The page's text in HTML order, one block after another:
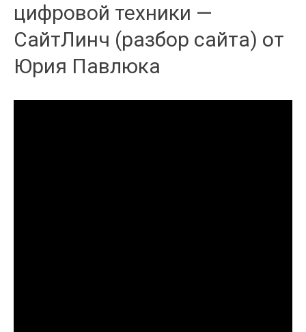
цифровой техники —
СайтЛинч (разбор сайта) от
Юрия Павлюка